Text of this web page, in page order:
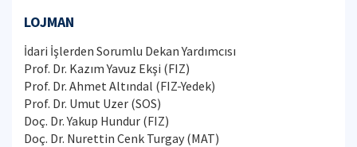
LOJMAN
İdari İşlerden Sorumlu Dekan Yardımcısı
Prof. Dr. Kazım Yavuz Ekşi (FIZ)
Prof. Dr. Ahmet Altındal (FIZ-Yedek)
Prof. Dr. Umut Uzer (SOS)
Doç. Dr. Yakup Hundur (FIZ)
Doç. Dr. Nurettin Cenk Turgay (MAT)